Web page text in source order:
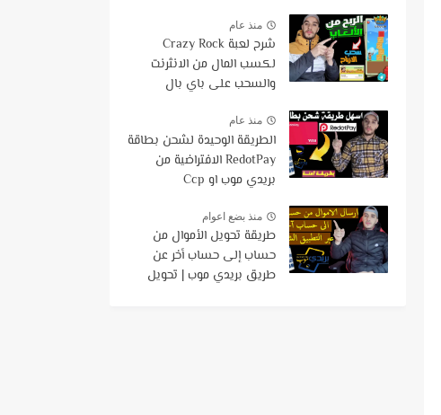
منذ عام
شرح لعبة Crazy Rock
لكسب المال من الانثرنت
والسحب على باي بال
منذ عام
الطريقة الوحيدة لشحن بطاقة
RedotPay الافتراضية من
بريدي موب او Ccp
منذ بضع اعوام
طريقة تحويل الأموال من
حساب إلى حساب أخر عن
طريق بريدي موب | تحويل